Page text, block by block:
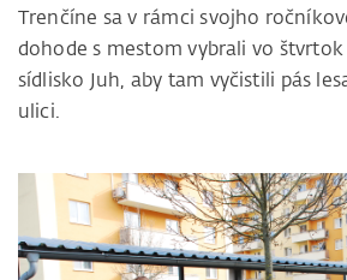
Trenčíne sa v rámci svojho
dohode s mestom vybrali vo štvrtok
sídlisko Juh, aby tam vyčistili pás
ulici.